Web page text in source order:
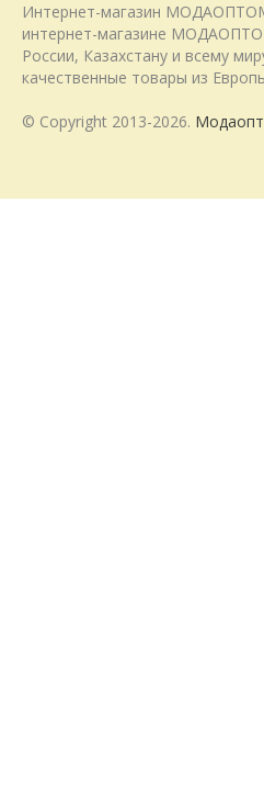
Интернет-магазин МОДАОПТОМ
интернет-магазине
России, Казахстану и всему
качественные товары из
© Copyright 2013-2026.